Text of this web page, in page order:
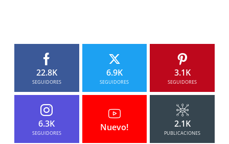
22.8K
SEGUIDORES
6.9K
SEGUIDORES
3.1K
SEGUIDORES
6.3K
SEGUIDORES
Nuevo! 2.1K
PUBLICACIONES